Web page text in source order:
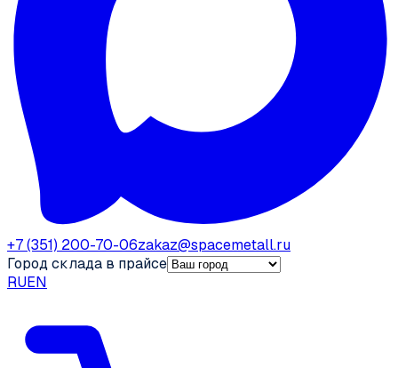
+7 (351) 200-70-06zakaz@spacemetall.ru
Город склада в прайсе
RUEN